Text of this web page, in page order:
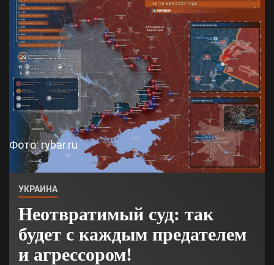
Фото: rybar.ru
УКРАИНА
Неотвратимый суд: так
будет с каждым предателем
и агрессором!